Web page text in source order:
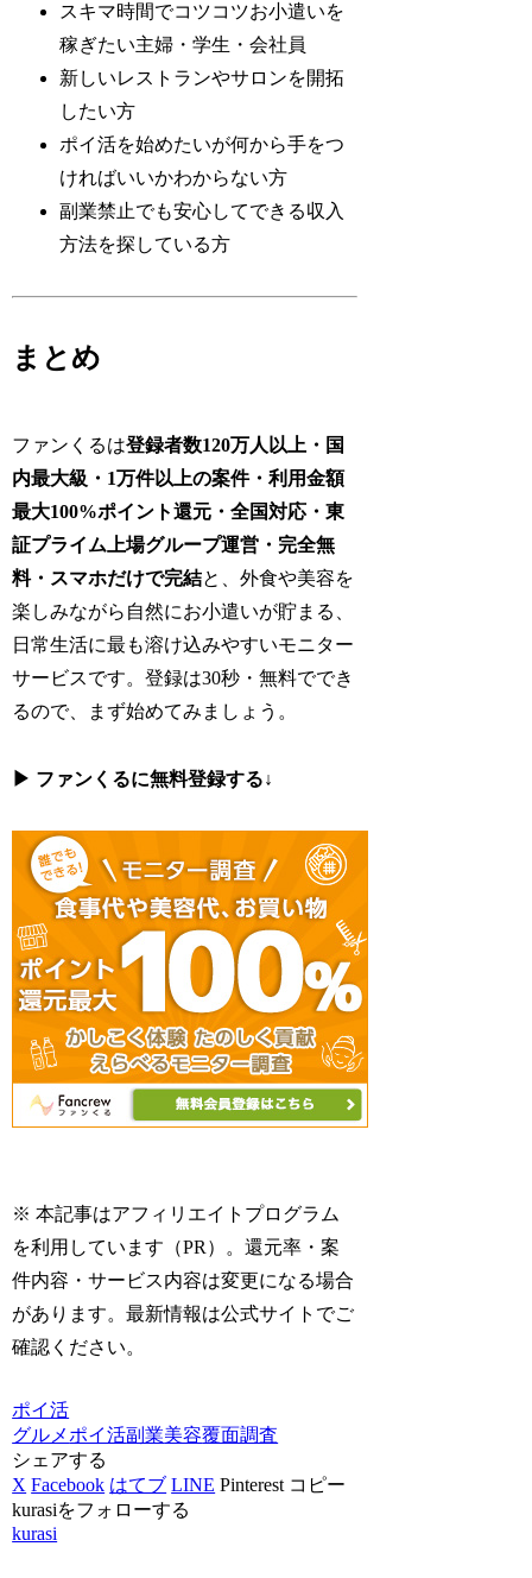
スキマ時間でコツコツお小遣いを
稼ぎたい主婦・学生・会社員
新しいレストランやサロンを開拓
したい方
ポイ活を始めたいが何から手をつ
ければいいかわからない方
副業禁止でも安心してできる収入
方法を探している方
まとめ
ファンくるは登録者数120万人以上・国
内最大級・1万件以上の案件・利用金額
最大100%ポイント還元・全国対応・東
証プライム上場グループ運営・完全無
料・スマホだけで完結と、外食や美容を
楽しみながら自然にお小遣いが貯まる、
日常生活に最も溶け込みやすいモニター
サービスです。登録は30秒・無料ででき
るので、まず始めてみましょう。
▶ ファンくるに無料登録する↓
※ 本記事はアフィリエイトプログラム
を利用しています（PR）。還元率・案
件内容・サービス内容は変更になる場合
があります。最新情報は公式サイトでご
確認ください。
ポイ活
グルメ ポイ活副業美容覆面調査
シェアする
X Facebook はてブ LINE Pinterest コピー
kurasiをフォローする
kurasi